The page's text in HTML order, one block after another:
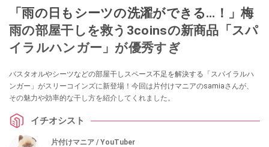
「雨の日もシーツの洗濯ができる…！」梅
雨の部屋干しを救う3coinsの新商品「スパ
イラルハンガー」が優秀すぎ
バスタオルやシーツなどの部屋干しスペース不足を解決する「スパイラルハ
ンガー」がスリーコインズに新登場！今回は片付けマニアのsamiaさんが、
その魅力や効率的な干し方を紹介してくれました。
イチオシスト
片付けマニア / YouTuber